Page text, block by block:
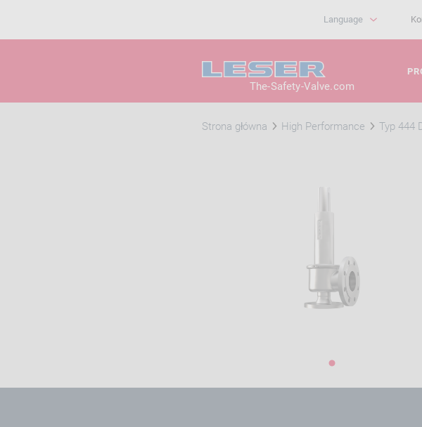
Language
The-Safety-Valve.com
Strona główna High Performance Typ 444
1